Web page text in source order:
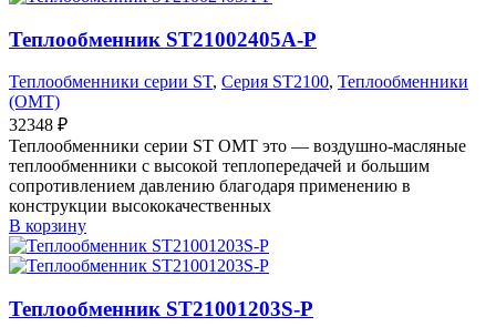
Теплообменник ST21002405A-P
Теплообменники серии ST, Серия ST2100, Теплообменники
(OMT)
32348 ₽
Теплообменники серии ST OMT это — воздушно-масляные
теплообменники с высокой теплопередачей и большим
сопротивлением давлению благодаря применению в
конструкции высококачественных
В корзину
Теплообменник ST21001203S-P